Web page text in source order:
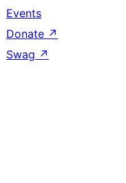
Events
Donate ↗
Swag ↗